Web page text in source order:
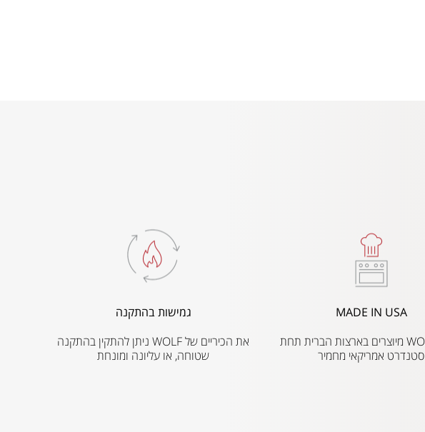
MADE IN USA
מוצרי WOLF מיוצרים בארצות הברית תחת
סטנדרט אמריקאי מחמיר
גמישות בהתקנה
את הכיריים של WOLF ניתן להתקין בהתקנה
שטוחה, או עליונה ומונחת